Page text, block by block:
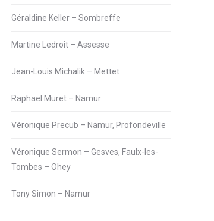
Géraldine Keller – Sombreffe
Martine Ledroit – Assesse
Jean-Louis Michalik – Mettet
Raphaël Muret – Namur
Véronique Precub – Namur, Profondeville
Véronique Sermon – Gesves, Faulx-les-
Tombes – Ohey
Tony Simon – Namur